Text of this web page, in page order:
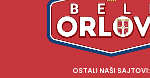
OSTALI NAŠI SAJTOVI: